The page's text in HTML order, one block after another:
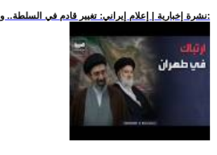
.. نشرة إخبارية | إعلام إيراني: تغيير قادم في السلطة.. والعراق: